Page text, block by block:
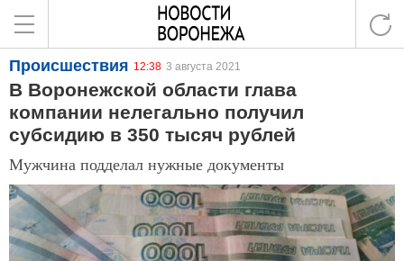
Происшествия 12:38 3 августа 2021
В Воронежской области глава
компании нелегально получил
субсидию в 350 тысяч рублей
Мужчина подделал нужные документы